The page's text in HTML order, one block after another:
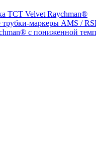
TCT Velvet Raychman®
маркеры AMS /